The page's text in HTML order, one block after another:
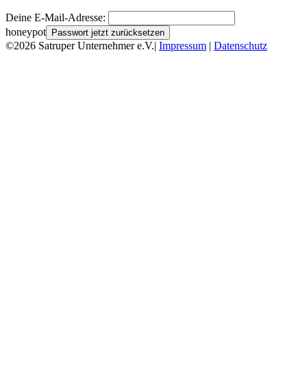
Deine E-Mail-Adresse:
honeypot
Passwort jetzt zurücksetzen
©2026 Satruper Unternehmer e.V.| Impressum | Datenschutz